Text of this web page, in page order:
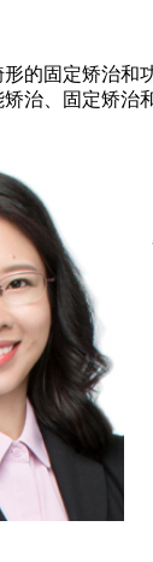
形的固定矫治和
治、固定矫治